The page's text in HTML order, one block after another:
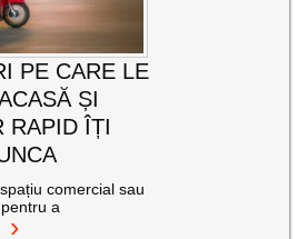
PE CARE LE
ȘI
RAPID ÎȚI
comercial sau
a